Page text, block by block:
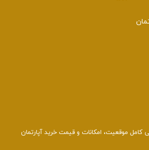
موقعیت، امکانات و قیمت خرید آپارتمان